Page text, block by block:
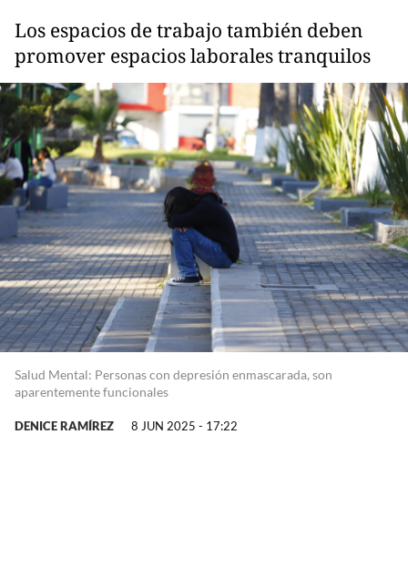
Los espacios de trabajo también deben
promover espacios laborales tranquilos
Salud Mental: Personas con depresión enmascarada, son
aparentemente funcionales
DENICE RAMÍREZ 8 JUN 2025 - 17:22